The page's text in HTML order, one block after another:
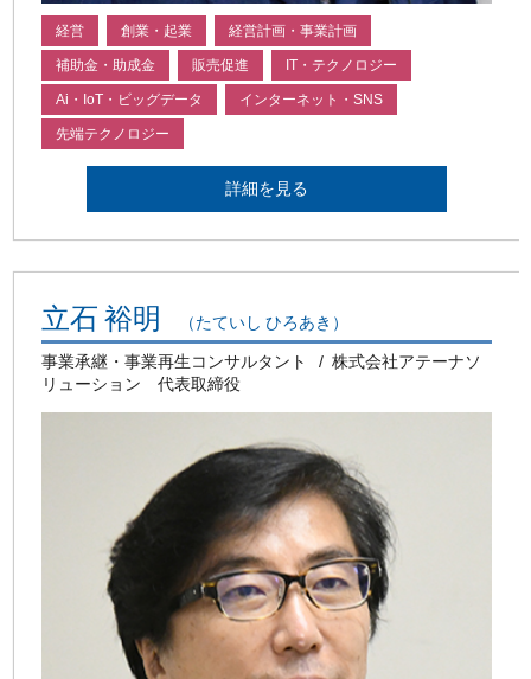
経営 創業・起業 経営計画・事業計画
補助金・助成金 販売促進 IT・テクノロジー
Ai・IoT・ビッグデータ インターネット・SNS
先端テクノロジー
詳細を見る
立石 裕明 （たていし ひろあき）
事業承継・事業再生コンサルタント
株式会社アテーナソ
リューション 代表取締役